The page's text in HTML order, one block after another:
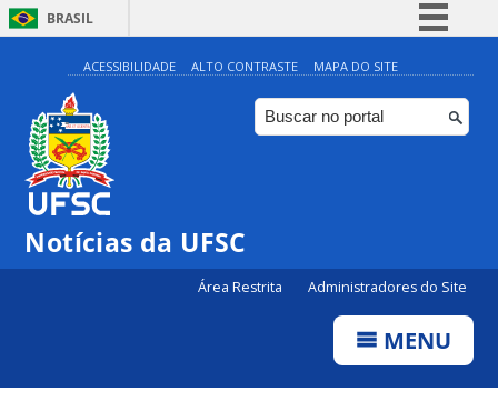
BRASIL
Simplifique!
Comunica BR
Participe
ACESSIBILIDADE ALTO CONTRASTE MAPA DO SITE
Notícias da UFSC
Área Restrita Administradores do Site
MENU